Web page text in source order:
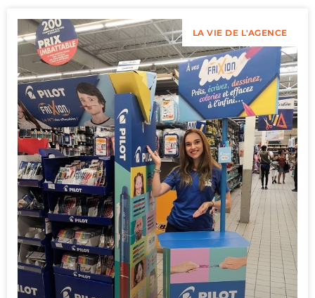
LA VIE DE L'AGENCE